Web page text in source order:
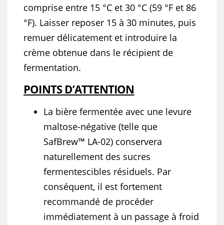
comprise entre 15 °C et 30 °C (59 °F et 86
°F). Laisser reposer 15 à 30 minutes, puis
remuer délicatement et introduire la
crème obtenue dans le récipient de
fermentation.
POINTS D’ATTENTION
La bière fermentée avec une levure
maltose-négative (telle que
SafBrew™ LA-02) conservera
naturellement des sucres
fermentescibles résiduels. Par
conséquent, il est fortement
recommandé de procéder
immédiatement à un passage à froid